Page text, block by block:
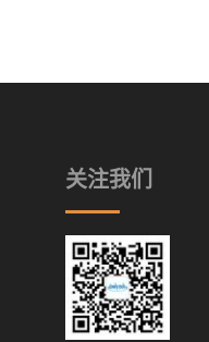
关注我们